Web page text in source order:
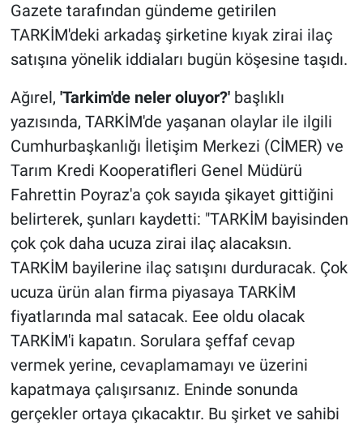
Gazete tarafından gündeme getirilen
TARKİM'deki arkadaş şirketine kıyak zirai ilaç
satışına yönelik iddiaları bugün köşesine taşıdı.
Ağırel, 'Tarkim'de neler oluyor?'başlıklı
yazısında, TARKİM'de yaşanan olaylar ile ilgili
Cumhurbaşkanlığı İletişim Merkezi (CİMER) ve
Tarım Kredi Kooperatifleri Genel Müdürü
Fahrettin Poyraz'a çok sayıda şikayet gittiğini
belirterek, şunları kaydetti: "TARKİM bayisinden
çok çok daha ucuza zirai ilaç alacaksın.
TARKİM bayilerine ilaç satışını durduracak. Çok
ucuza ürün alan firma piyasaya TARKİM
fiyatlarında mal satacak. Eee oldu olacak
TARKİM'i kapatın. Sorulara şeffaf cevap
vermek yerine, cevaplamamayı ve üzerini
kapatmaya çalışırsanız. Eninde sonunda
gerçekler ortaya çıkacaktır. Bu şirket ve sahibi